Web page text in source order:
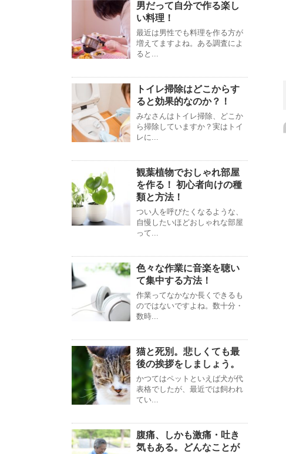
男だって自分で作る楽し
い料理！
最近は男性でも料理を作る方が
増えてますよね。ある調査によ
ると...
トイレ掃除はどこからす
ると効果的なのか？！
みなさんはトイレ掃除、どこか
ら掃除していますか？実はトイ
レに...
観葉植物でおしゃれ部屋
を作る！ 初心者向けの種
類と方法！
つい人を呼びたくなるような、
自慢したいほどおしゃれな部屋
って...
色々な作業に音楽を聴い
て集中する方法！
作業ってなかなか長くできるも
のではないですよね。数十分・
数時...
猫と死別。悲しくても最
後の挨拶をしましょう。
かつてはペットといえば犬が代
表格でしたが、最近では飼われ
てい...
腹痛、しかも激痛・吐き
気もある。どんなことが